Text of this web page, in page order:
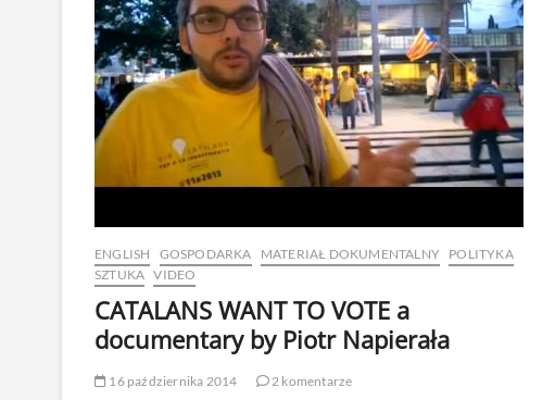
ENGLISH GOSPODARKA MATERIAŁ DOKUMENTALNY
POLITYKA
SZTUKA VIDEO
CATALANS WANT TO VOTE a
documentary by Piotr Napierała
16 października 2014
2 komentarze